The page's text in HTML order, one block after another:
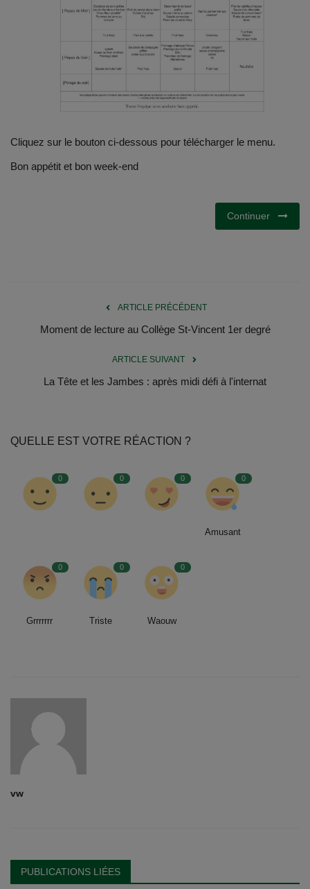
Notre offre d'enseignement (2026)
Association des Parents
Offre d'enseignement & inscriptions
Contacts
Cliquez sur le bouton ci-dessous pour télécharger le menu.
Bon appétit et bon week-end
Continuer
ARTICLE PRÉCÉDENT
Moment de lecture au Collège St-Vincent 1er degré
ARTICLE SUIVANT
La Tête et les Jambes : après midi défi à l'internat
QUELLE EST VOTRE RÉACTION ?
0 0 0 0
Amusant
0
Grrrrrrr
0
Triste
0
Waouw
vw
PUBLICATIONS LIÉES